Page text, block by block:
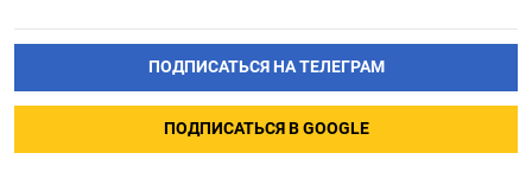
ПОДПИСАТЬСЯ НА ТЕЛЕГРАМ
ПОДПИСАТЬСЯ В GOOGLE